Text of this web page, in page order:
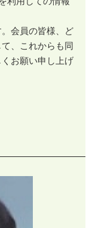
会員の皆様、ど
、これからも同
お願い申し上げ